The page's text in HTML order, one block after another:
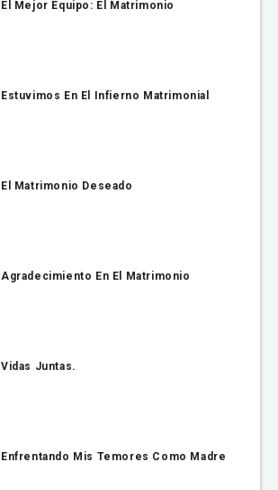
El Mejor Equipo: El Matrimonio
Estuvimos En El Infierno Matrimonial
El Matrimonio Deseado
Agradecimiento En El Matrimonio
Vidas Juntas.
Enfrentando Mis Temores Como Madre